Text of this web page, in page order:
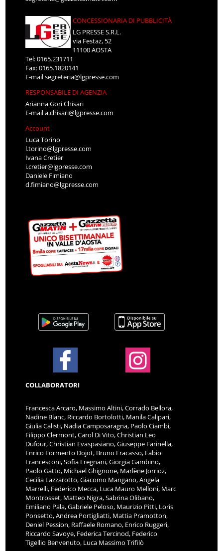
CONCESSIONARIA DI PUBBLICITÀ
LG PRESSE S.R.L.
via Festaz, 52
11100 AOSTA
Tel: 0165.231711
Fax: 0165.1820141
E-mailsegreteria@lgpresse.com
RESPONSABILE DI AGENZIA
Arianna Gori Chisari
E-maila.chisari@lgpresse.com
Account
Luca Torino
l.torino@lgpresse.com
Ivana Cretier
i.cretier@lgpresse.com
Daniele Fimiano
d.fimiano@lgpresse.com
COLLABORATORI
Francesca Arcaro, Massimo Altini, Corrado Bellora,
Nadine Blanc, Riccardo Bortolotti, Manila Calipari,
Giulia Calisti, Nadia Camposaragna, Paolo Ciambi,
Filippo Clermont, Carol Di Vito, Christian Leo
Dufour, Christian Evaspasiano, Giuseppe Farinella,
Enrico Formento Dojot, Bruno Fracasso, Fabio
Francesconi, Sofia Fregnani, Giorgia Gambino,
Paolo Gatto, Michael Ghignone, Marlène Jorrioz,
Cecilia Lazzarotto, Giacomo Mangano, Angela
Marrelli, Federico Mecca, Luca Mauro Melloni, Marc
Montrosset, Matteo Nigra, Sabrina Olibano,
Emiliano Pala, Gabriele Peloso, Maurizio Pitti, Loris
Ponsetto, Andrea Portigliatti, Mattia Pramotton,
Deniel Pession, Raffaele Romano, Enrico Ruggeri,
Riccardo Savoye, Federica Tercinod, Federico
Tigellio Benvenuto, Luca Massimo Trifilò